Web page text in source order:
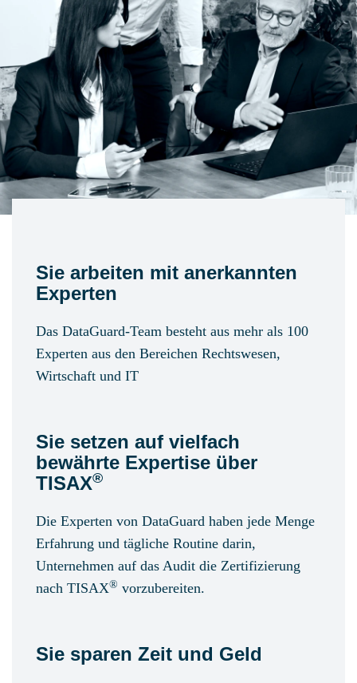
Sie arbeiten mit anerkannten
Experten
Das DataGuard-Team besteht aus mehr als 100
Experten aus den Bereichen Rechtswesen,
Wirtschaft und IT
Sie setzen auf vielfach
bewährte Expertise über
TISAX®
Die Experten von DataGuard haben jede Menge
Erfahrung und tägliche Routine darin,
Unternehmen auf das Audit die Zertifizierung
nach TISAX® vorzubereiten.
Sie sparen Zeit und Geld